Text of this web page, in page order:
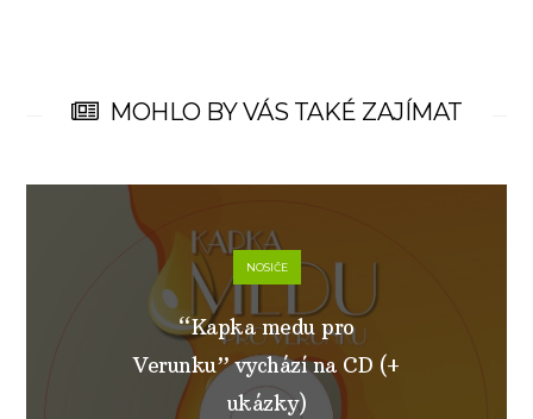
MOHLO BY VÁS TAKÉ ZAJÍMAT
NOSIČE
“Kapka medu pro
Verunku” vychází na CD (+
ukázky)